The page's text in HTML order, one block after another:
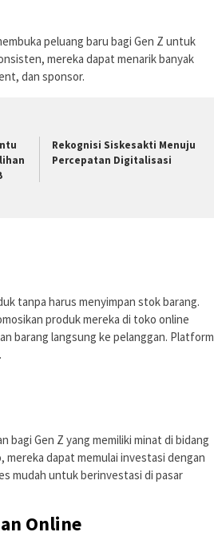
peluang baru bagi Gen Z untuk
mereka dapat menarik banyak
dan sponsor.
Rekognisi Siskesakti Menuju
Percepatan Digitalisasi
tanpa harus menyimpan stok barang.
produk mereka di toko online
barang langsung ke pelanggan. Platform
bagi Gen Z yang memiliki minat di bidang
mereka dapat memulai investasi dengan
mudah untuk berinvestasi di pasar
Online